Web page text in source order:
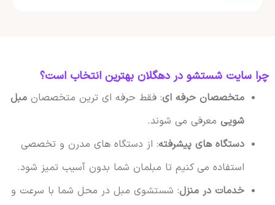
چرا سایت شستشو در دهگلان بهترین انتخاب است؟
متخصصان حرفه ای: فقط حرفه ای ترین متخصصان مبل
شویی معرفی می شوند.
دستگاه های پیشرفته: از دستگاه های مدرن و تخصصی
استفاده می کنیم تا مبلمان شما بدون آسیب تمیز شود.
خدمات در منزل: شستشوی مبل در محل شما با سرعت و